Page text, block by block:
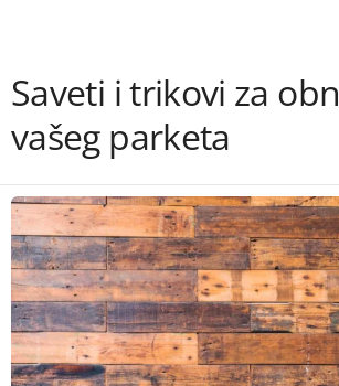
Saveti i trikovi za
vašeg parketa